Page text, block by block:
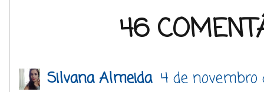
46
Silvana Almeida 4 de